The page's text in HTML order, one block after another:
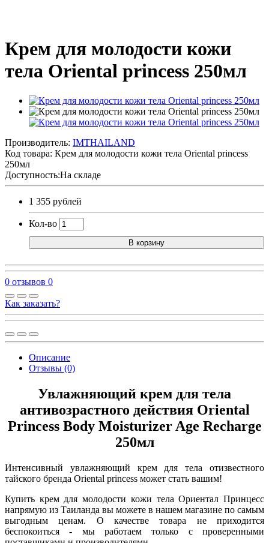
Крем для молодости кожи
тела Oriental princess 250мл
Производитель: IMTHAILAND
Код товара: Крем для молодости кожи тела Oriental princess
250мл
Доступность:На складе
1 355 рублей
Кол-во
В корзину
0 отзывов 0
Как заказать?
Описание
Отзывы (0)
Увлажняющий крем для тела
антивозрастного действия Oriental
Princess Body Moisturizer Age Recharge
250мл
Интенсивный увлажняющий крем для тела отизвестного
тайского бренда Oriental princess может стать вашим!
Купить крем для молодости кожи тела Ориентал Принцесс
напрямую из Таиланда вы можете в нашем магазине по самым
выгодным ценам. О качестве товара не приходится
беспокоиться - мы работаем только с проверенными